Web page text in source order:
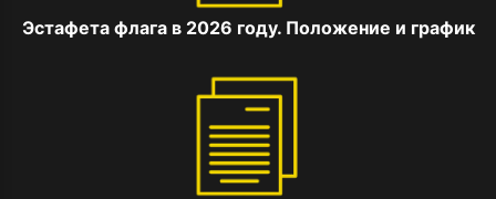
Эстафета флага в 2026 году. Положение и график